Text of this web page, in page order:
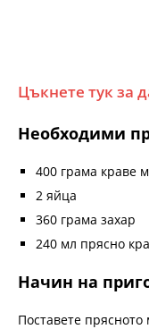
Цъкнете тук за
Необходими
400 грама краве
2 яйца
360 грама захар
240 мл прясно
Начин на
Поставете